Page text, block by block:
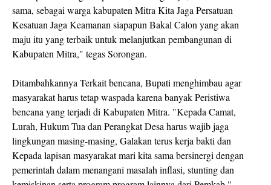
sama, sebagai warga kabupaten Mitra Kita Jaga Persatuan
Kesatuan Jaga Keamanan siapapun Bakal Calon yang akan
maju itu yang terbaik untuk melanjutkan pembangunan di
Kabupaten Mitra," tegas Sorongan.
Ditambahkannya Terkait bencana, Bupati menghimbau agar
masyarakat harus tetap waspada karena banyak Peristiwa
bencana yang terjadi di Kabupaten Mitra. "Kepada Camat,
Lurah, Hukum Tua dan Perangkat Desa harus wajib jaga
lingkungan masing-masing, Galakan terus kerja bakti dan
Kepada lapisan masyarakat mari kita sama bersinergi dengan
pemerintah dalam menangani masalah inflasi, stunting dan